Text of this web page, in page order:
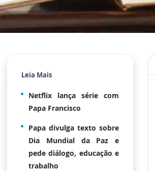
Leia Mais
Netflix lança série com
Papa Francisco
Papa divulga texto sobre
Dia Mundial da Paz e
pede diálogo, educação e
trabalho